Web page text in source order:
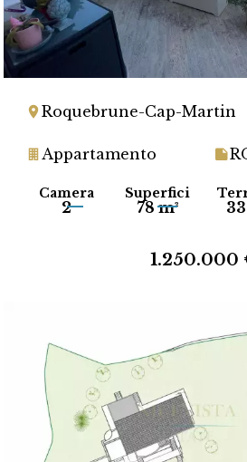
Roquebrune-Cap-Martin
Appartamento
Camera
2
Superfici
78 m²
1.250.000